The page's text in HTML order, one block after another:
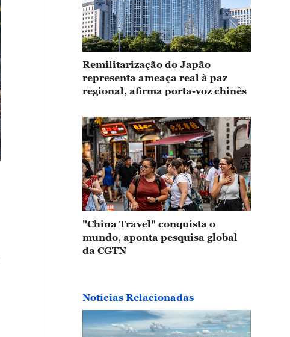
Remilitarização do Japão
representa ameaça real à paz
regional, afirma porta-voz chinês
"China Travel" conquista o
mundo, aponta pesquisa global
da CGTN
Notícias Relacionadas